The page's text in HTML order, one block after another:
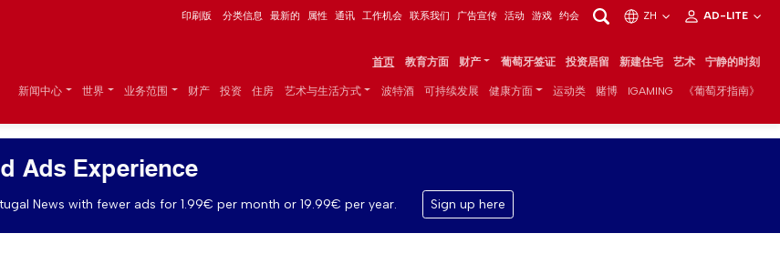
印刷版 分类信息 最新的 属性 通讯 工作机会 联系我们 广告宣传 活动 游戏 约会 ZH AD-LITE
首页 教育方面 财产 葡萄牙签证 投资居留 新建住宅 艺术 宁静的时刻
新闻中心 世界 业务范围 财产 投资 住房 艺术与生活方式 波特酒 可持续发展 健康方面 运动类 赌博 IGAMING 《葡萄牙指南》
Ads Experience
News with fewer ads for 1.99€ per month or 19.99€ per year. Sign up here